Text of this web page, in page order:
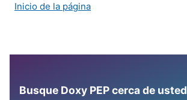
Inicio de la página
Busque Doxy PEP cerca de usted